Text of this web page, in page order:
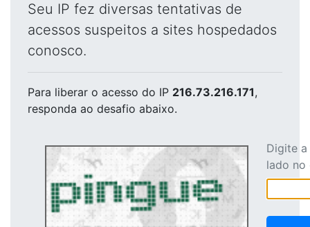
Seu IP fez diversas tentativas de
acessos suspeitos a sites hospedados
conosco.
Para liberar o acesso do IP 216.73.216.171,
responda ao desafio abaixo.
Digite
lado no